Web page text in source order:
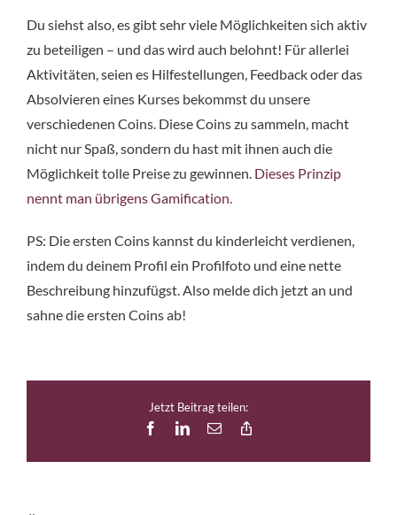
Du siehst also, es gibt sehr viele Möglichkeiten sich aktiv
zu beteiligen – und das wird auch belohnt! Für allerlei
Aktivitäten, seien es Hilfestellungen, Feedback oder das
Absolvieren eines Kurses bekommst du unsere
verschiedenen Coins. Diese Coins zu sammeln, macht
nicht nur Spaß, sondern du hast mit ihnen auch die
Möglichkeit tolle Preise zu gewinnen. Dieses Prinzip
nennt man übrigens Gamification.
PS: Die ersten Coins kannst du kinderleicht verdienen,
indem du deinem Profil ein Profilfoto und eine nette
Beschreibung hinzufügst. Also melde dich jetzt an und
sahne die ersten Coins ab!
Jetzt Beitrag teilen:
FacebookLinkedIn
E-